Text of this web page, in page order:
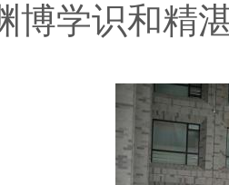
博学识和精